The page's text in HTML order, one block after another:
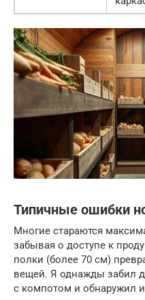
Типичные ошибки
Многие стараются
забывая о доступе к
полки (более 70 см)
вещей. Я однажды забил
с компотом и обнаружил